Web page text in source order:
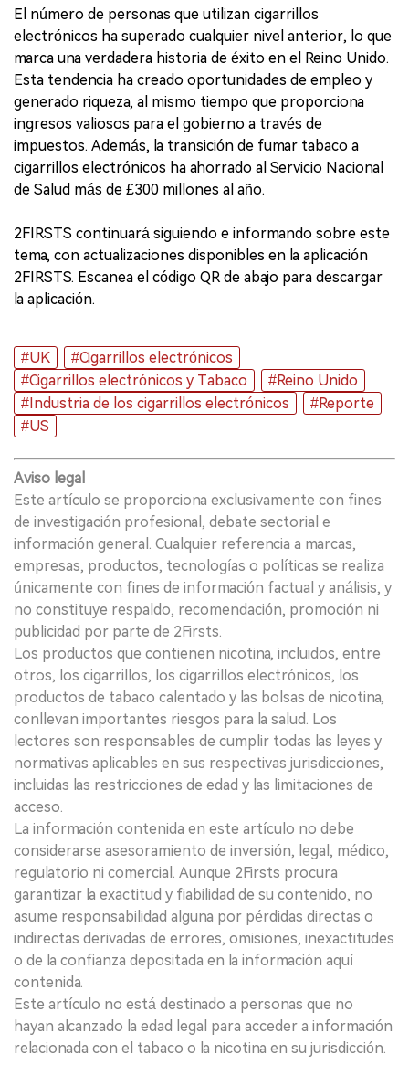
El número de personas que utilizan cigarrillos
electrónicos ha superado cualquier nivel anterior, lo que
marca una verdadera historia de éxito en el Reino Unido.
Esta tendencia ha creado oportunidades de empleo y
generado riqueza, al mismo tiempo que proporciona
ingresos valiosos para el gobierno a través de
impuestos. Además, la transición de fumar tabaco a
cigarrillos electrónicos ha ahorrado al Servicio Nacional
de Salud más de £300 millones al año.
2FIRSTS continuará siguiendo e informando sobre este
tema, con actualizaciones disponibles en la aplicación
2FIRSTS. Escanea el código QR de abajo para descargar
la aplicación.
#UK
#Cigarrillos electrónicos
#Cigarrillos electrónicos y Tabaco
#Reino Unido
#Industria de los cigarrillos electrónicos
#Reporte
#US
Aviso legal
Este artículo se proporciona exclusivamente con fines
de investigación profesional, debate sectorial e
información general. Cualquier referencia a marcas,
empresas, productos, tecnologías o políticas se realiza
únicamente con fines de información factual y análisis, y
no constituye respaldo, recomendación, promoción ni
publicidad por parte de 2Firsts.
Los productos que contienen nicotina, incluidos, entre
otros, los cigarrillos, los cigarrillos electrónicos, los
productos de tabaco calentado y las bolsas de nicotina,
conllevan importantes riesgos para la salud. Los
lectores son responsables de cumplir todas las leyes y
normativas aplicables en sus respectivas jurisdicciones,
incluidas las restricciones de edad y las limitaciones de
acceso.
La información contenida en este artículo no debe
considerarse asesoramiento de inversión, legal, médico,
regulatorio ni comercial. Aunque 2Firsts procura
garantizar la exactitud y fiabilidad de su contenido, no
asume responsabilidad alguna por pérdidas directas o
indirectas derivadas de errores, omisiones, inexactitudes
o de la confianza depositada en la información aquí
contenida.
Este artículo no está destinado a personas que no
hayan alcanzado la edad legal para acceder a información
relacionada con el tabaco o la nicotina en su jurisdicción.